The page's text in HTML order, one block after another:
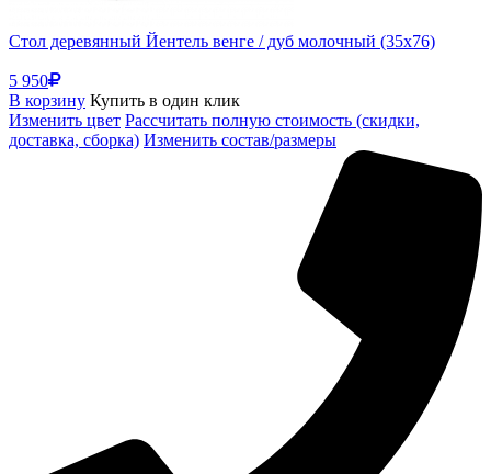
Стол деревянный Йентель венге / дуб молочный (35x76)
5 950
В корзину Купить в один клик
Изменить цвет Рассчитать полную стоимость (скидки,
доставка, сборка) Изменить состав/размеры